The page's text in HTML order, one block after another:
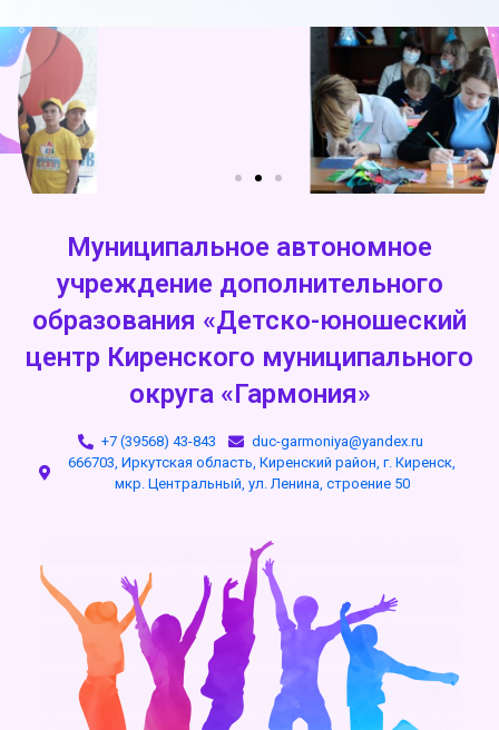
Муниципальное автономное
учреждение дополнительного
образования «Детско-юношеский
центр Киренского муниципального
округа «Гармония»
+7 (39568) 43-843
duc-garmoniya@yandex.ru
666703, Иркутская область, Киренский район, г. Киренск,
мкр. Центральный, ул. Ленина, строение 50